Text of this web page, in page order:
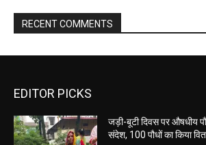
RECENT COMMENTS
EDITOR PICKS
जड़ी-बूटी दिवस पर औषधीय
संदेश, 100 पौधों का किया